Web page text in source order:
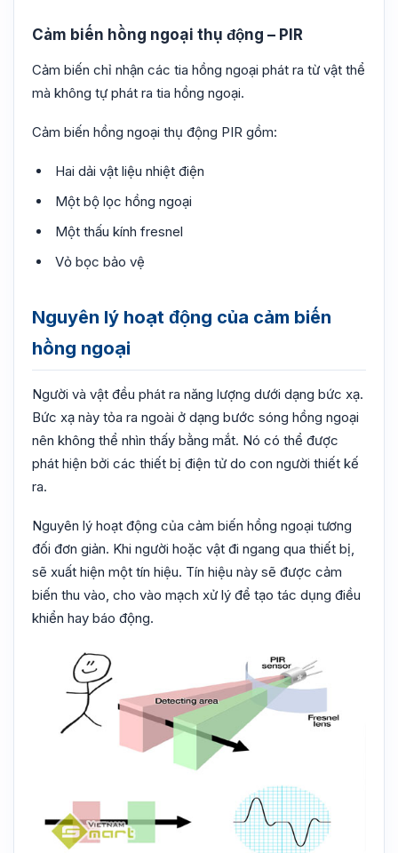
Cảm biến hồng ngoại thụ động – PIR
Cảm biến chỉ nhận các tia hồng ngoại phát ra từ vật thể
mà không tự phát ra tia hồng ngoại.
Cảm biến hồng ngoại thụ động PIR gồm:
Hai dải vật liệu nhiệt điện
Một bộ lọc hồng ngoại
Một thấu kính fresnel
Vỏ bọc bảo vệ
Nguyên lý hoạt động của cảm biến
hồng ngoại
Người và vật đều phát ra năng lượng dưới dạng bức xạ.
Bức xạ này tỏa ra ngoài ở dạng bước sóng hồng ngoại
nên không thể nhìn thấy bằng mắt. Nó có thể được
phát hiện bởi các thiết bị điện tử do con người thiết kế
ra.
Nguyên lý hoạt động của cảm biến hồng ngoại tương
đối đơn giản. Khi người hoặc vật đi ngang qua thiết bị,
sẽ xuất hiện một tín hiệu. Tín hiệu này sẽ được cảm
biến thu vào, cho vào mạch xử lý để tạo tác dụng điều
khiển hay báo động.